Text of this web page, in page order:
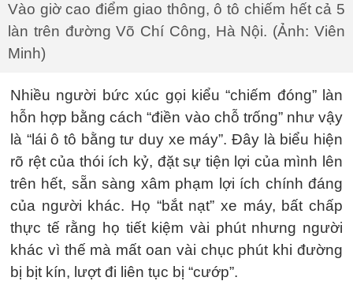
Vào giờ cao điểm giao thông, ô tô chiếm hết cả 5
làn trên đường Võ Chí Công, Hà Nội. (Ảnh: Viên
Minh)
Nhiều người bức xúc gọi kiểu “chiếm đóng” làn
hỗn hợp bằng cách “điền vào chỗ trống” như vậy
là “lái ô tô bằng tư duy xe máy”. Đây là biểu hiện
rõ rệt của thói ích kỷ, đặt sự tiện lợi của mình lên
trên hết, sẵn sàng xâm phạm lợi ích chính đáng
của người khác. Họ “bắt nạt” xe máy, bất chấp
thực tế rằng họ tiết kiệm vài phút nhưng người
khác vì thế mà mất oan vài chục phút khi đường
bị bịt kín, lượt đi liên tục bị “cướp”.